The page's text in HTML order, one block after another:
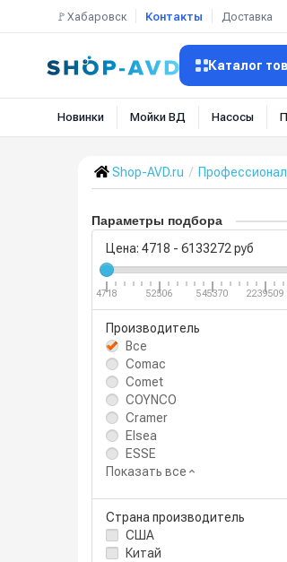
🚩Хабаровск Контакты Доставка
Каталог
Новинки Мойки ВД Насосы
Shop-AVD.ru
Параметры подбора
Цена: 4718 - 6133272 руб
4718 52506 545370 2239509
Производитель
Все
Comac
Comet
COYNCO
Cramer
Elsea
ESSE
Показать все
Страна производитель
США
Китай